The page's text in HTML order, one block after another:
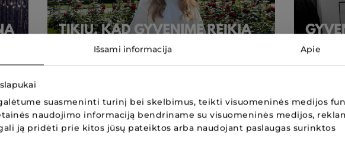
Išsami informacija Apie
suasmeninti turinį bei skelbimus, teikti visuomeninės medijos
naudojimo informaciją bendriname su visuomeninės medijos,
ją pridėti prie kitos jūsų pateiktos arba naudojant paslaugas surinktos
Darbas, kuris tinka Miglei Darbas,